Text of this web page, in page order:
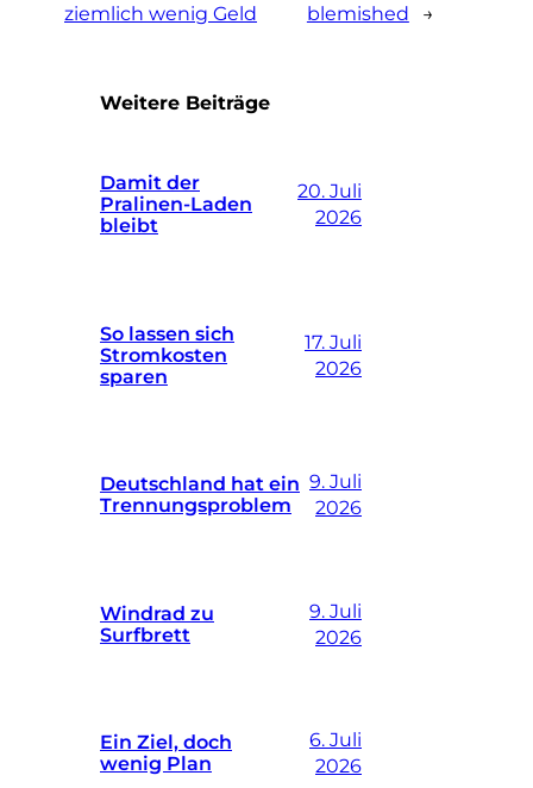
ziemlich wenig Geld
blemished
→
Weitere Beiträge
Damit der
Pralinen-Laden
bleibt
20. Juli
2026
So lassen sich
Stromkosten
sparen
17. Juli
2026
Deutschland hat ein
Trennungsproblem
9. Juli
2026
Windrad zu
Surfbrett
9. Juli
2026
Ein Ziel, doch
wenig Plan
6. Juli
2026